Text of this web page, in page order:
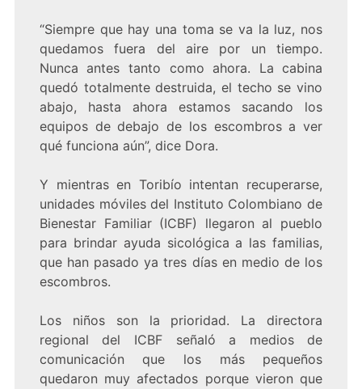
“Siempre que hay una toma se va la luz, nos
quedamos fuera del aire por un tiempo.
Nunca antes tanto como ahora. La cabina
quedó totalmente destruida, el techo se vino
abajo, hasta ahora estamos sacando los
equipos de debajo de los escombros a ver
qué funciona aún”, dice Dora.
Y mientras en Toribío intentan recuperarse,
unidades móviles del Instituto Colombiano de
Bienestar Familiar (ICBF) llegaron al pueblo
para brindar ayuda sicológica a las familias,
que han pasado ya tres días en medio de los
escombros.
Los niños son la prioridad. La directora
regional del ICBF señaló a medios de
comunicación que los más pequeños
quedaron muy afectados porque vieron que